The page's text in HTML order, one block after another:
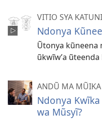
VITIO SYA
Ndonya
Ũtonya kũneena
ũkwĩwʼa
ANDŨ MA MŨIKA
Ndonya
wa Mũsyĩ?